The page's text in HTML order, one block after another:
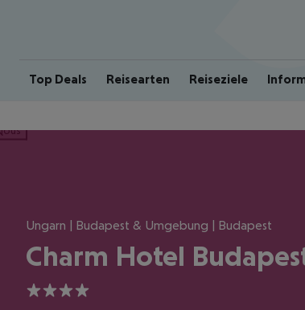
Top Deals Reisearten Reiseziele
Ungarn | Budapest & Umgebung | Budapest
Charm Hotel
4